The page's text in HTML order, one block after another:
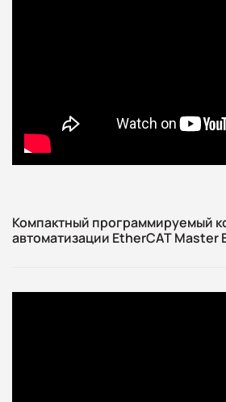
Компактный программируемый
автоматизации EtherCAT Master